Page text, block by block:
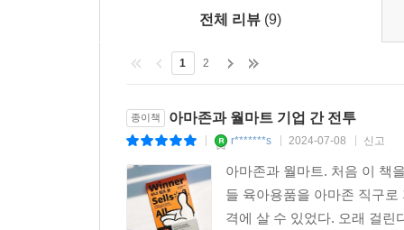
- 제이슨 델 레이(『위너 셀즈 올』 저자, 기술&비
전체 리뷰 (9)
1 2
종이책 아마존과 월마트 기업 간 전투
r*******s 2024-07-08 신고
아마존과 월마트. 처음 이 책
들 육아용품을 아마존 직구
격에 살 수 있었다. 오래 걸린